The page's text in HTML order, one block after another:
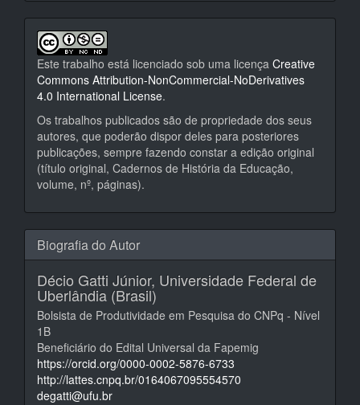
Este trabalho está licenciado sob uma licença Creative
Commons Attribution-NonCommercial-NoDerivatives
4.0 International License.
Os trabalhos publicados são de propriedade dos seus
autores, que poderão dispor deles para posteriores
publicações, sempre fazendo constar a edição original
(título original, Cadernos de História da Educação,
volume, nº, páginas).
Biografia do Autor
Décio Gatti Júnior, Universidade Federal de
Uberlândia (Brasil)
Bolsista de Produtividade em Pesquisa do CNPq - Nível
1B
Beneficiário do Edital Universal da Fapemig
https://orcid.org/0000-0002-5876-6733
http://lattes.cnpq.br/0164067095554570
degatti@ufu.br